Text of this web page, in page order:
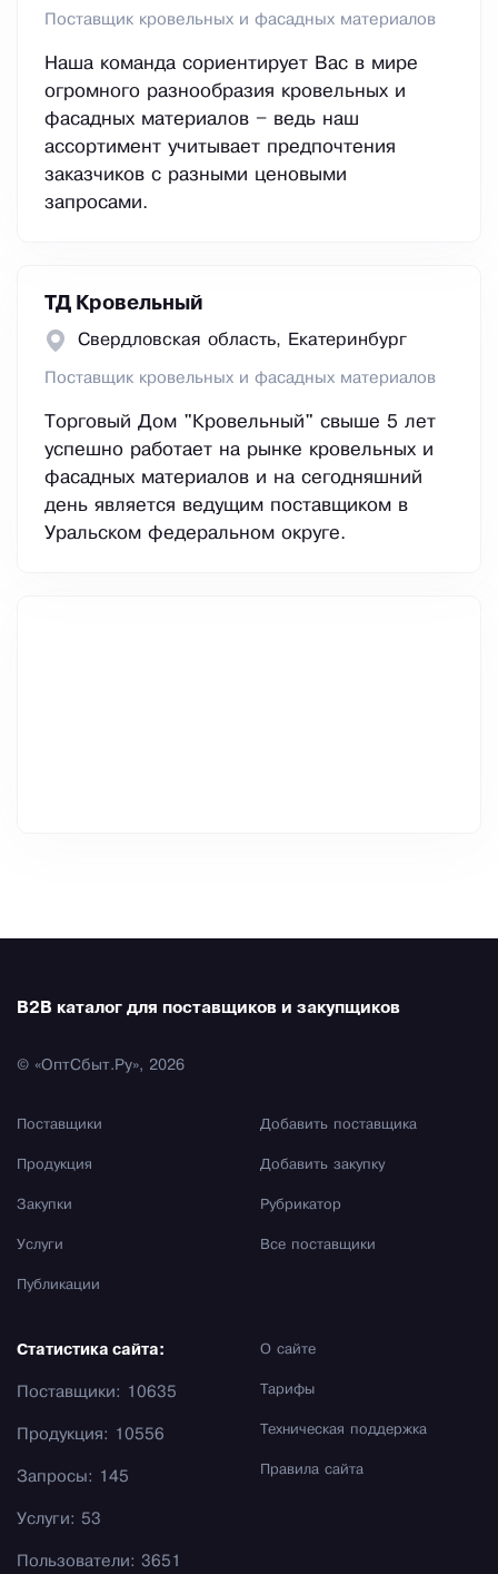
Поставщик кровельных и фасадных материалов
Наша команда сориентирует Вас в мире
огромного разнообразия кровельных и
фасадных материалов – ведь наш
ассортимент учитывает предпочтения
заказчиков с разными ценовыми
запросами.
ТД Кровельный
Свердловская область, Екатеринбург
Поставщик кровельных и фасадных материалов
Торговый Дом "Кровельный" свыше 5 лет
успешно работает на рынке кровельных и
фасадных материалов и на сегодняшний
день является ведущим поставщиком в
Уральском федеральном округе.
B2B каталог для поставщиков и закупщиков
© «ОптСбыт.Ру», 2026
Поставщики
Продукция
Закупки
Услуги
Публикации
Добавить поставщика
Добавить закупку
Рубрикатор
Все поставщики
О сайте
Тарифы
Техническая поддержка
Правила сайта
Статистика сайта:
Поставщики: 10635
Продукция: 10556
Запросы: 145
Услуги: 53
Пользователи: 3651